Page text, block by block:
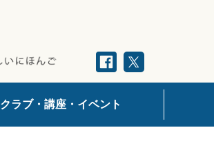
クラブ・講座・イベント